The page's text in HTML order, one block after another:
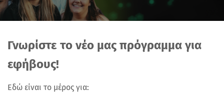
Γνωρίστε το νέο μας πρόγραμμα για
εφήβους!
Εδώ είναι το μέρος για: